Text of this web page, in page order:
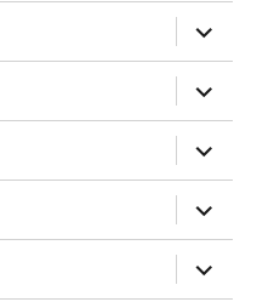
anzeigen
anzeigen
anzeigen
anzeigen
anzeigen